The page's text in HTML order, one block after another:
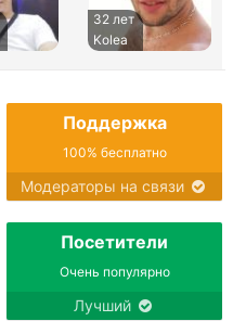
32 лет
Kolea
Поддержка
100% бесплатно
Модераторы на связи
Посетители
Очень популярно
Лучший